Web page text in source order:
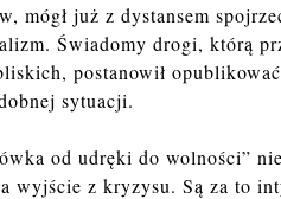
mógł już z dystansem
Świadomy drogi, którą
postanowił
sytuacji.
od udręki do wolności”
wyjście z kryzysu. Są za to